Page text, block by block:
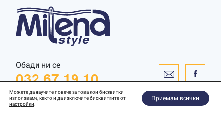
Обади ни се
032 67 19 10
Уебсайт от
Можете да научите повече за това кои бисквитки
използваме, както и да изключите бисквитките от
настройки
Приемам всички